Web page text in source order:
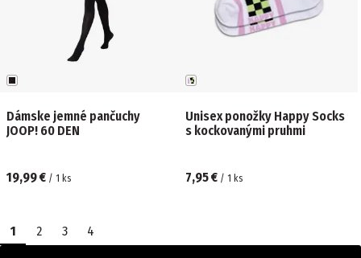
Dámske jemné pančuchy
JOOP! 60 DEN
19,99 € / 1 ks
Unisex ponožky Happy Socks
s kockovanými pruhmi
7,95 € / 1 ks
1 2 3 4